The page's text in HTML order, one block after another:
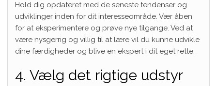
Hold dig opdateret med de seneste tendenser og
udviklinger inden for dit interesseområde. Vær åben
for at eksperimentere og prøve nye tilgange. Ved at
være nysgerrig og villig til at lære vil du kunne udvikle
dine færdigheder og blive en ekspert i dit eget rette.
4. Vælg det rigtige udstyr